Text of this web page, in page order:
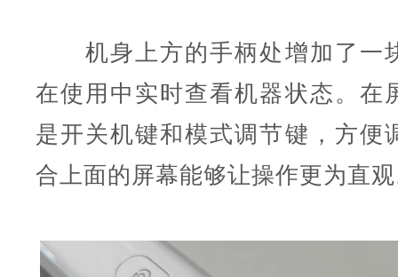
机身上方的手柄处增加了一
在使用中实时查看机器状态。在
是开关机键和模式调节键，方便
合上面的屏幕能够让操作更为直